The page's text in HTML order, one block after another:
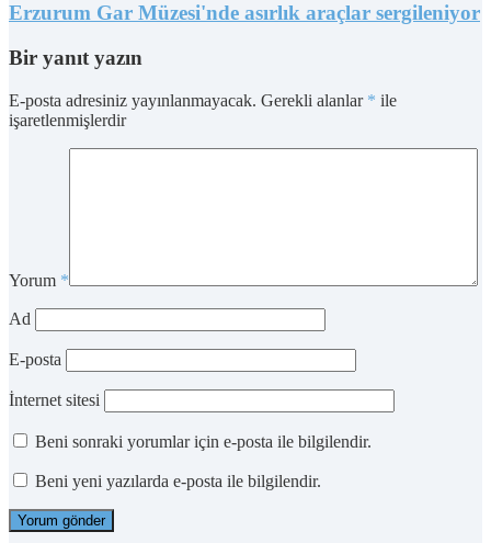
Erzurum Gar Müzesi'nde asırlık araçlar sergileniyor
Bir yanıt yazın
E-posta adresiniz yayınlanmayacak. Gerekli alanlar * ile
işaretlenmişlerdir
Yorum *
Ad
E-posta
İnternet sitesi
Beni sonraki yorumlar için e-posta ile bilgilendir.
Beni yeni yazılarda e-posta ile bilgilendir.